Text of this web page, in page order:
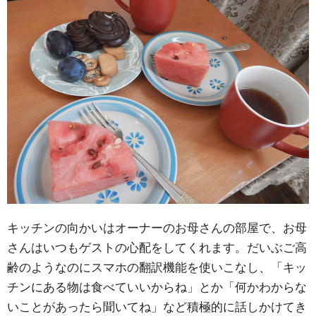
キッチンの向かいはオーナーのお母さんの部屋で、お母
さんはいつもゲストの心配をしてくれます。だいぶご高
齢のようなのにスマホの翻訳機能を使いこなし、「キッ
チンにある物は食べていいからね」とか「何かわからな
いことがあったら聞いてね」など積極的に話しかけてき